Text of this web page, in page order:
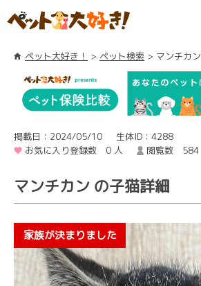
ペット大好き！ ペット検索 マンチカン
掲載日：2024/05/10
生体ID：4288
お気に入り登録数 0 人
閲覧数 584
マンチカン の子猫詳細